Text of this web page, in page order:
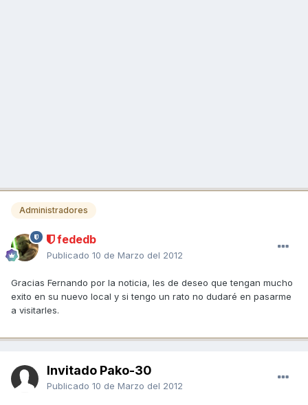
Administradores
fededb
Publicado 10 de Marzo del 2012
Gracias Fernando por la noticia, les de deseo que tengan mucho
exito en su nuevo local y si tengo un rato no dudaré en pasarme
a visitarles.
Invitado Pako-30
Publicado 10 de Marzo del 2012